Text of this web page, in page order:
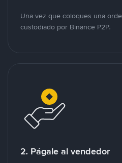
Una vez que coloques una
custodiado por Binance P2P.
2. Págale al vendedor